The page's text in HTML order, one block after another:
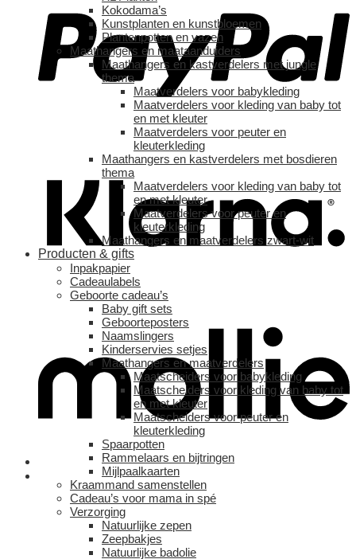
Kokodama’s
Kunstplanten en kunstbloemen
Plantenpotten en vazen
Maathangers en maataanduiders
Maathangers en kastverdelers met jungle
thema
Maatverdelers voor babykleding
Maatverdelers voor kleding van baby tot
en met kleuter
Maatverdelers voor peuter en
kleuterkleding
Maathangers en kastverdelers met bosdieren
thema
Maatverdelers voor kleding van baby tot
en met kleuter
Maatverdelers voor peuter en
kleuterkleding
Maathangers en maatverdelers zwart-wit
Producten & gifts
Inpakpapier
Cadeaulabels
Geboorte cadeau’s
Baby gift sets
Geboorteposters
Naamslingers
Kinderservies setjes
Maathangers en maatverdelers
Maatscheiders voor babykleding
Maatscheiders voor kleding van baby tot
en met kleuter
Maatscheiders voor peuter en
kleuterkleding
Spaarpotten
Rammelaars en bijtringen
Mijlpaalkaarten
Kraammand samenstellen
Cadeau’s voor mama in spé
Verzorging
Natuurlijke zepen
Zeepbakjes
Natuurlijke badolie